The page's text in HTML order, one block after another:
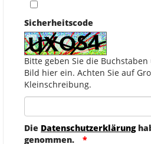
Sicherheitscode
Bitte geben Sie die
Bild hier ein. Achten Sie auf
Kleinschreibung.
Die Datenschutzerklärung
genommen.